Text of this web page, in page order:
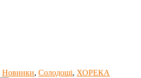
Новинки, Солодощі, ХОРЕКА